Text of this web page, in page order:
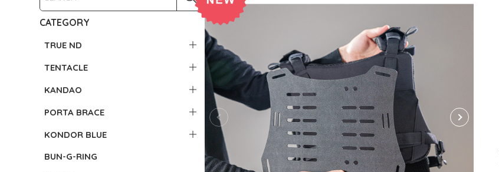
CATEGORY
TRUE ND
TENTACLE
KANDAO
PORTA BRACE
KONDOR BLUE
BUN-G-RING